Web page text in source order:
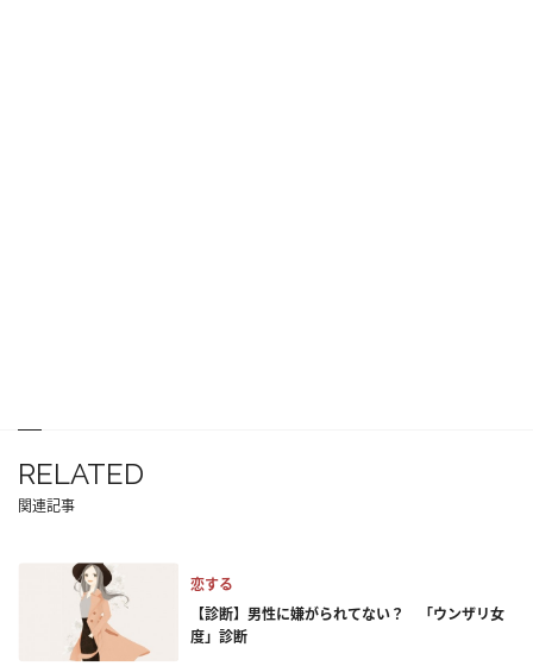
RELATED
関連記事
恋する
【診断】男性に嫌がられてない？ 「ウンザリ女
度」診断